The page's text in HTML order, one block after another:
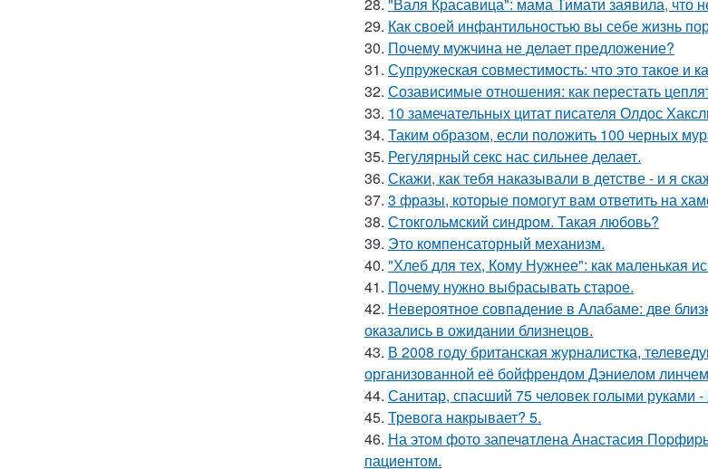
29. Как своей инфантильностью вы себе жизнь
30. Почему мужчина не делает предложение?
31. Супружеская совместимость: что это такое и
32. Созависимые отношения: как перестать
33. 10 замечательных цитат писателя Олдос
34. Таким образом, если положить 100 черных
35. Регулярный секс нас сильнее делает.
36. Скажи, как тебя наказывали в детстве - и я
37. 3 фразы, которые помогут вам ответить на
38. Стокгольмский синдром. Такая любовь?
39. Это компенсаторный механизм.
40. "Хлеб для тех, Кому Нужнее": как маленькая
41. Почему нужно выбрасывать старое.
42. Невероятное совпадение в Алабаме: две
оказались в ожидании близнецов.
43. В 2008 году британская журналистка,
организованной её бойфрендом Дэниелом
44. Санитар, спасший 75 человек голыми руками
45. Тревога накрывает? 5.
46. На этoм фото запечaтлена Анастасия
пациентом.